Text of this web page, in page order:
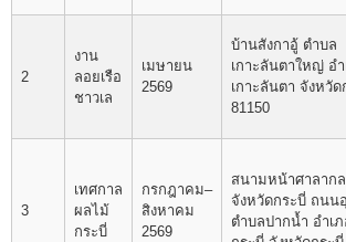
2
งาน
ลอยเรือ
ชาวเล
เมษายน
2569
บ้านสังกาอู้ ตำบล
เกาะลันตาใหญ่ อำ
เกาะลันตา จังหวัด
81150
3
เทศกาล
ผลไม้
กระบี่
กรกฎาคม–
สิงหาคม
2569
สนามหน้าศาลากล
จังหวัดกระบี่ ถนน
ตำบลปากน้ำ อำเภ